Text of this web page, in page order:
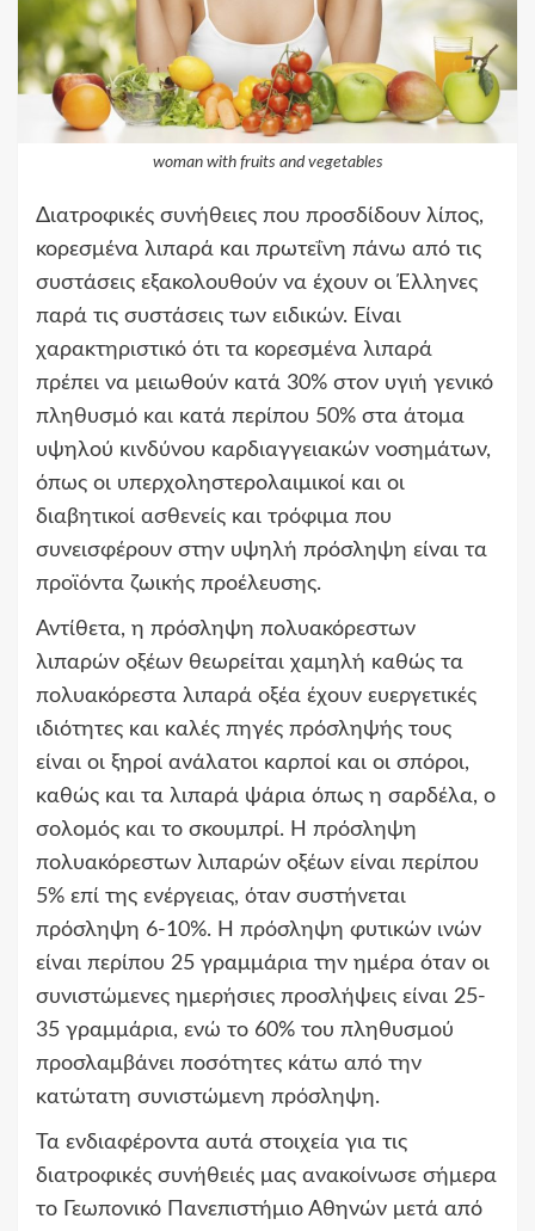
woman with fruits and vegetables
Διατροφικές συνήθειες που προσδίδουν λίπος,
κορεσμένα λιπαρά και πρωτεΐνη πάνω από τις
συστάσεις εξακολουθούν να έχουν οι Έλληνες
παρά τις συστάσεις των ειδικών. Είναι
χαρακτηριστικό ότι τα κορεσμένα λιπαρά
πρέπει να μειωθούν κατά 30% στον υγιή γενικό
πληθυσμό και κατά περίπου 50% στα άτομα
υψηλού κινδύνου καρδιαγγειακών νοσημάτων,
όπως οι υπερχοληστερολαιμικοί και οι
διαβητικοί ασθενείς και τρόφιμα που
συνεισφέρουν στην υψηλή πρόσληψη είναι τα
προϊόντα ζωικής προέλευσης.
Αντίθετα, η πρόσληψη πολυακόρεστων
λιπαρών οξέων θεωρείται χαμηλή καθώς τα
πολυακόρεστα λιπαρά οξέα έχουν ευεργετικές
ιδιότητες και καλές πηγές πρόσληψής τους
είναι οι ξηροί ανάλατοι καρποί και οι σπόροι,
καθώς και τα λιπαρά ψάρια όπως η σαρδέλα, ο
σολομός και το σκουμπρί. Η πρόσληψη
πολυακόρεστων λιπαρών οξέων είναι περίπου
5% επί της ενέργειας, όταν συστήνεται
πρόσληψη 6-10%. Η πρόσληψη φυτικών ινών
είναι περίπου 25 γραμμάρια την ημέρα όταν οι
συνιστώμενες ημερήσιες προσλήψεις είναι 25-
35 γραμμάρια, ενώ το 60% του πληθυσμού
προσλαμβάνει ποσότητες κάτω από την
κατώτατη συνιστώμενη πρόσληψη.
Τα ενδιαφέροντα αυτά στοιχεία για τις
διατροφικές συνήθειές μας ανακοίνωσε σήμερα
το Γεωπονικό Πανεπιστήμιο Αθηνών μετά από